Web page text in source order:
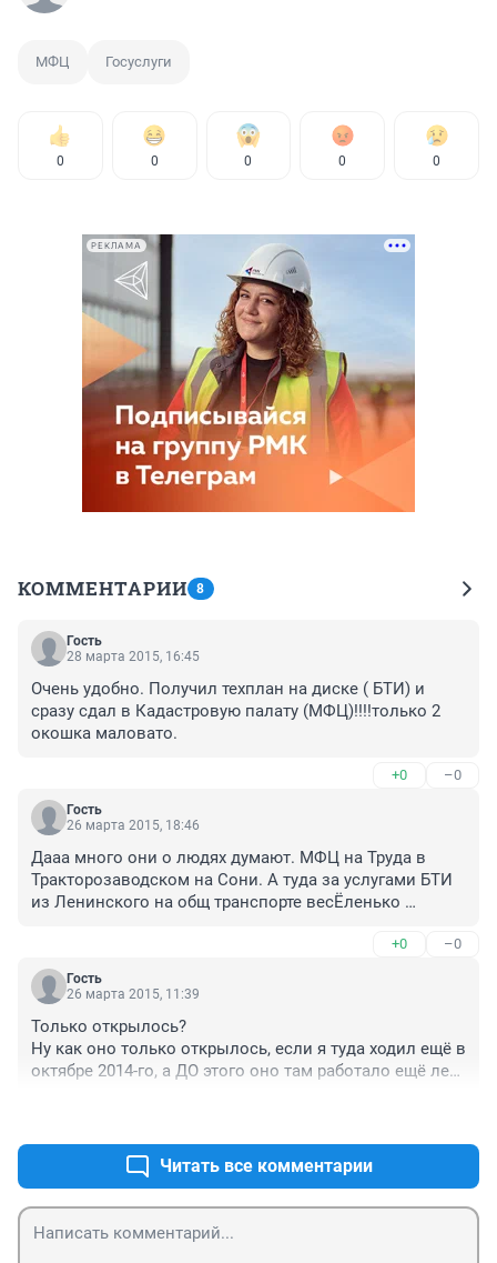
МФЦ Госуслуги
0 0 0 0 0
РЕКЛАМА
КОММЕНТАРИИ 8
Гость
28 марта 2015, 16:45
Очень удобно. Получил техплан на диске ( БТИ) и
сразу сдал в Кадастровую палату (МФЦ)!!!!только 2
окошка маловато.
+0 –0
Гость
26 марта 2015, 18:46
Дааа много они о людях думают. МФЦ на Труда в
Тракторозаводском на Сони. А туда за услугами БТИ
из Ленинского на общ транспорте весЁленько
доками(((( Да ещё не в то окно, и не всё принес и
сходи ешо в кадастр МФЦ прям(((. А раньше у нас
своё БТИ было и проблем не было(((. Рег. палата
+0 –0
Гость
26 марта 2015, 11:39
Только открылось?
Ну как оно только открылось, если я туда ходил ещё в
октябре 2014-го, а ДО этого оно там работало ещё лет
Т.е. события никакого и нет.Читать все комментарии